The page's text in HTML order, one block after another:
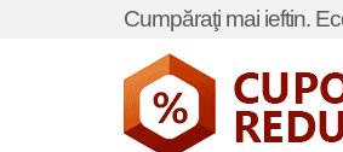
Cumpăraţi mai ieftin.